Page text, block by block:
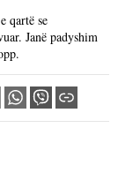
qartë se
Janë padyshim